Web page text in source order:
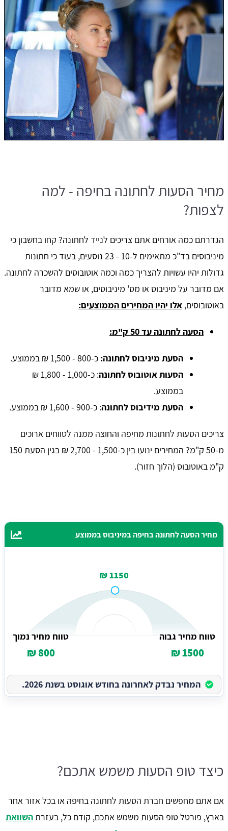
מחיר הסעות לחתונה בחיפה - למה
לצפות?
הגדרתם כמה אורחים אתם צריכים לנייד לחתונה? קחו בחשבון כי
מיניבוסים בד"כ מתאימים ל-10 - 23 נוסעים, בעוד כי חתונות
גדולות יהיו עשויות להצריך כמה וכמה אוטובוסים להשכרה לחתונה.
אם מדובר על מיניבוס או מס' מיניבוסים, או שמא מדובר
באוטובוסים, אלו יהיו המחירים הממוצעים:
הסעה לחתונה עד 50 ק"מ:
הסעת מיניבוס לחתונה: כ-800 - 1,500 ₪ בממוצע.
הסעות אוטובוס לחתונה
: כ-1,000 - 1,800 ₪
בממוצע.
הסעת מידיבוס לחתונה: כ-900 - 1,600 ₪ בממוצע.
צריכים הסעות לחתונות מחיפה והחוצה ממנה לטווחים ארוכים
מ-50 ק"מ? המחירים ינועו בין כ-1,500 - 2,700 ₪ בגין הסעת 150
ק"מ באוטובוס (הלוך חזור).
מחיר הסעה לחתונה בחיפה במיניבוס בממוצע
1150 ₪
טווח מחיר גבוה
1500 ₪
טווח מחיר נמוך
800 ₪
המחיר נבדק לאחרונה בחודש אוגוסט בשנת 2026.
כיצד טופ הסעות משמש אתכם?
אם אתם מחפשים חברת הסעות לחתונה בחיפה או בכל אזור אחר
בארץ, פורטל טופ הסעות משמש אתכם, קודם כל, בעזרתהשוואת